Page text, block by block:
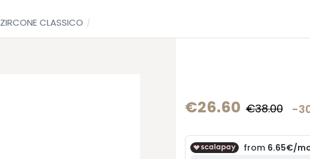
ZIRCONE CLASSICO
€26.60 €38.00 -